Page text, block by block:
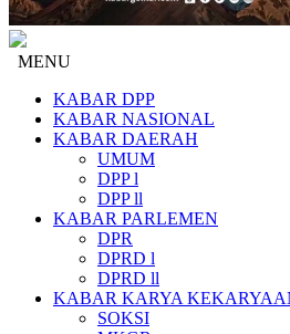
MENU
KABAR DPP
KABAR NASIONAL
KABAR DAERAH
UMUM
DPP l
DPP ll
KABAR PARLEMEN
DPR
DPRD l
DPRD ll
KABAR KARYA
SOKSI